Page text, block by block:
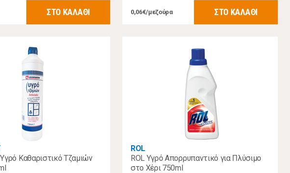
ΣΤΟ ΚΑΛΑΘΙ 0,06€/μεζούρα ΣΤΟ ΚΑΛΑΘΙ
Καθαριστικό Τζαμιών
ROL
ROL Υγρό Απορρυπαντικό για Πλύσιμο
στο Χέρι 750ml